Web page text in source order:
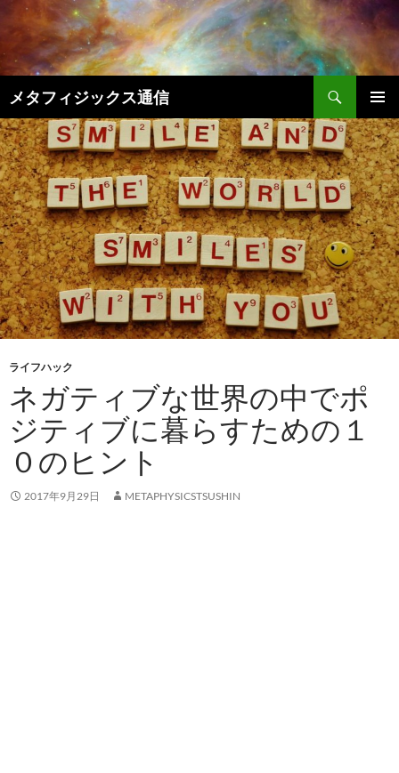
テ
ン
へ
ス
キ
ッ
プ
メタフィジックス通信
索
メインメ
ニュー
ライフハック
ネガティブな世界の中でポ
ジティブに暮らすための１
０のヒント
2017年9月29日 METAPHYSICSTSUSHIN